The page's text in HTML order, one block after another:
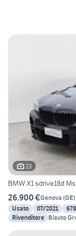
23
BMW X1 sdrive18d
26.900 €Genova (GE)
Usato
07/2021
Rivenditore Biauto